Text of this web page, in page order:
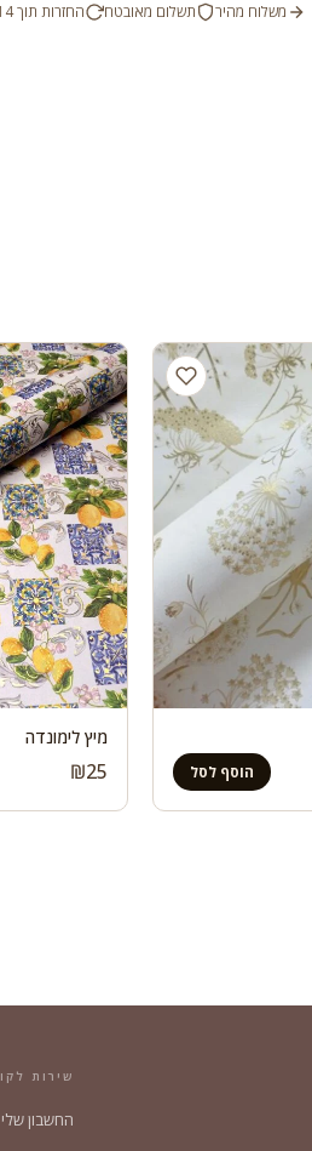
משלוח מהיר תשלום מאובטח החזרות תוך 14 יום
הוסף לסל
מיץ לימונדה
₪25
שירות
החשבון שלי